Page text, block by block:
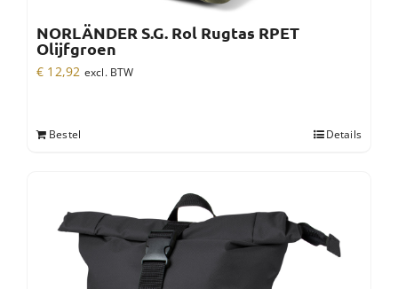
NORLÄNDER S.G. Rol Rugtas RPET
Olijfgroen
€ 12,92 excl. BTW
Bestel Details